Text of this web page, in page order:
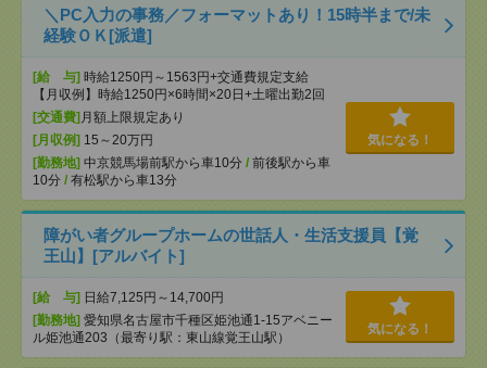
＼PC入力の事務／フォーマットあり！15時半まで/未
経験ＯＫ[派遣]
[給 与] 時給1250円～1563円+交通費規定支給
【月収例】時給1250円×6時間×20日+土曜出勤2回
[交通費] 月額上限規定あり
[月収例] 15～20万円
[勤務地] 中京競馬場前駅から車10分 / 前後駅から車
10分 / 有松駅から車13分
気になる！
障がい者グループホームの世話人・生活支援員【覚
王山】[アルバイト]
[給 与] 日給7,125円～14,700円
[勤務地] 愛知県名古屋市千種区姫池通1-15アベニー
ル姫池通203（最寄り駅：東山線覚王山駅）
気になる！